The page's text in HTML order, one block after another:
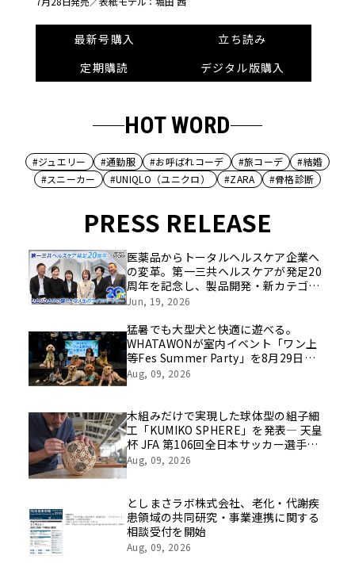
最新号購入
立ち読み
定期購読
デジタル版購入
HOT WORD
#ジュエリー #通勤服 #お呼ばれコーデ #旅コーデ
#結婚
#スニーカー
#UNIQLO（ユニクロ） #ZARA #骨格診断
PRESS RELEASE
医薬品からトータルヘルスケア企業へ
の変革。第一三共ヘルスケアが発足20
周年を記念し、製品開発・新カテゴリ
挑戦の舞台や旧社統合時のエピソード
像を公開！
Jun, 19, 2026
猛暑でも大型犬と快適に遊べる。
WHATAWONが室内イベント「ワン上
等Fes Summer Party」を8月29日開
催
Aug, 09, 2026
木組みだけで実現した球体型の組子細
工「KUMIKO SPHERE」を発表― 天皇
杯 JFA 第106回全日本サッカー選手権
大会の公式ビジュアルにも採用 ―
Aug, 09, 2026
としまさラボ株式会社、老化・代謝疾
患領域の共同研究・事業連携に関する
相談受付を開始
Aug, 09, 2026